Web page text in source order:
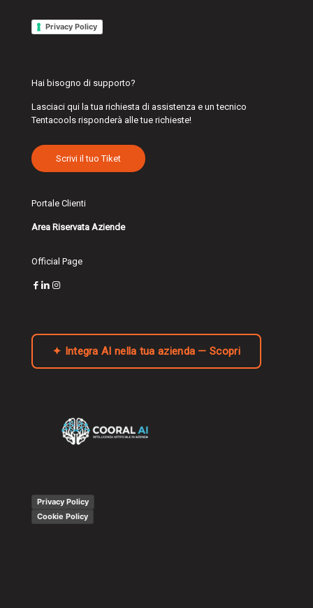
Privacy Policy
Hai bisogno di supporto?
Lasciaci qui la tua richiesta di assistenza e un tecnico
Tentacools risponderà alle tue richieste!
Scrivi il tuo Tiket
Portale Clienti
Area Riservata Aziende
Official Page
✦ Integra AI nella tua azienda — Scopri
Privacy Policy
Cookie Policy